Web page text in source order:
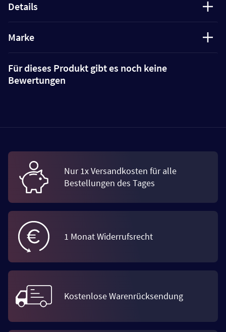
Details
Marke
Für dieses Produkt gibt es noch keine
Bewertungen
Nur 1x Versandkosten für alle
Bestellungen des Tages
1 Monat Widerrufsrecht
Kostenlose Warenrücksendung